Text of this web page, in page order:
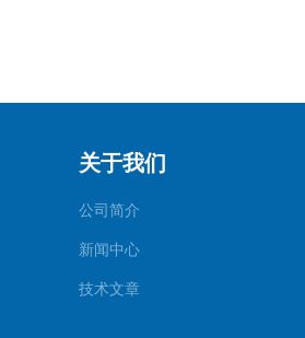
关于我们
公司简介
新闻中心
技术文章